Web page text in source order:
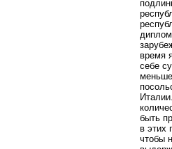
время
себе
быть
в этих
чтобы